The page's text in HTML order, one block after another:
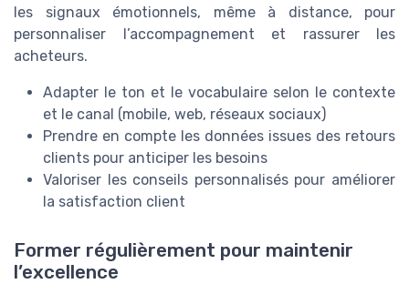
les signaux émotionnels, même à distance, pour
personnaliser l’accompagnement et rassurer les
acheteurs.
Adapter le ton et le vocabulaire selon le contexte
et le canal (mobile, web, réseaux sociaux)
Prendre en compte les données issues des retours
clients pour anticiper les besoins
Valoriser les conseils personnalisés pour améliorer
la satisfaction client
Former régulièrement pour maintenir
l’excellence